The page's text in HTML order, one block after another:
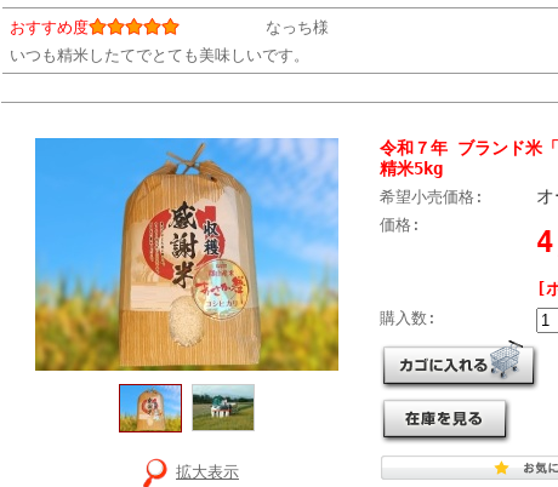
おすすめ度 なっち様
いつも精米したてでとても美味しいです。
拡大表示
令和７年 ブランド米
精米5kg
希望小売価格:
価格:
[
購入数: